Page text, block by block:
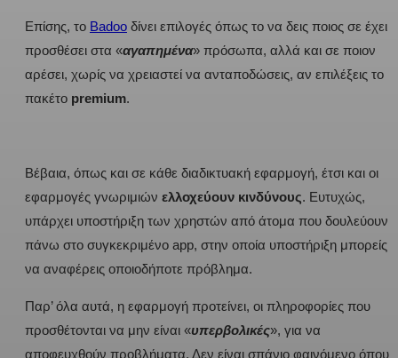
Επίσης, το Badoo δίνει επιλογές όπως το να δεις ποιος σε έχει
προσθέσει στα «αγαπημένα» πρόσωπα, αλλά και σε ποιον
αρέσει, χωρίς να χρειαστεί να ανταποδώσεις, αν επιλέξεις το
πακέτο premium.
Βέβαια, όπως και σε κάθε διαδικτυακή εφαρμογή, έτσι και οι
εφαρμογές γνωριμιών ελλοχεύουν κινδύνους. Ευτυχώς,
υπάρχει υποστήριξη των χρηστών από άτομα που δουλεύουν
πάνω στο συγκεκριμένο app, στην οποία υποστήριξη μπορείς
να αναφέρεις οποιοδήποτε πρόβλημα.
Παρ’ όλα αυτά, η εφαρμογή προτείνει, οι πληροφορίες που
προσθέτονται να μην είναι «υπερβολικές», για να
αποφευχθούν προβλήματα. Δεν είναι σπάνιο φαινόμενο όπου